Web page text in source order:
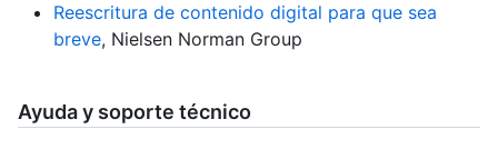
Reescritura de contenido digital para que sea
breve, Nielsen Norman Group
Ayuda y soporte técnico